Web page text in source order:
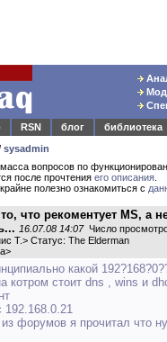
RSN блог
библиотека
sysadmin
вопросов по
после прочтения его описания
полезно ознакомиться с
что рекоментует MS, а
16.07.08 14:07Число
Т.> Статус: The Elderman
>
какой
котром стоит dns , wins и
192.168.0.21
форумов я прочитал что